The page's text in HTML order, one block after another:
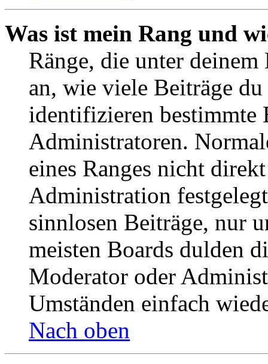
Was ist mein Rang und
Ränge, die unter deinem
an, wie viele Beiträge
identifizieren bestimmte
Administratoren.
eines Ranges nicht
Administration
sinnlosen Beiträge, nur
meisten Boards dulden
Moderator oder
Umständen einfach
Nach oben